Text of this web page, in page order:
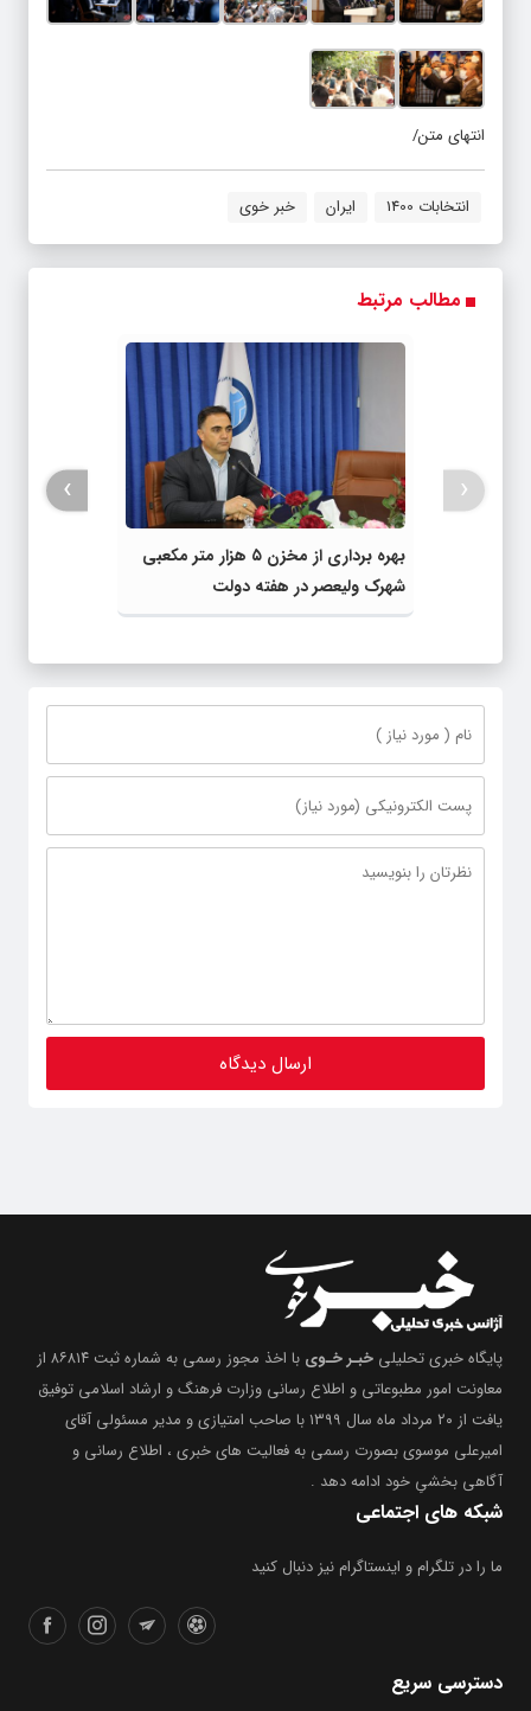
انتهای متن/
انتخابات 1400 ایران خبر خوی
مطالب مرتبط
بهره برداری از مخزن ۵ هزار متر مکعبی
شهرک ولیعصر در هفته دولت
‹
›
پایگاه خبری تحلیلی خبـر خـوی
با اخذ مجوز رسمی به شماره ثبت ۸۶۸۱۴ از
معاونت امور مطبوعاتی و اطلاع رسانی وزارت فرهنگ و ارشاد اسلامی توفیق
یافت از ۲۰ مرداد ماه سال ۱۳۹۹ با صاحب امتیازی و مدیر مسئولی آقای
امیرعلی موسوی بصورت رسمی به فعالیت های خبری ، اطلاع رسانی و
آگاهی بخشیِ خود ادامه دهد .
شبکه های اجتماعی
ما را در تلگرام و اینستاگرام نیز دنبال کنید
دسترسی سریع